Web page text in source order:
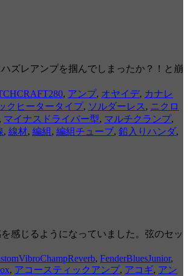
ズレアンプを掴んでしまったか？！と崩
, アンプ, オヤイデ, カナレ
クヒータータイプ, ソルダーレス , ニクロ
, マイナスドライバー型, マルチクランプ,
, 線材, 編組 , 編組チューブ, 鉛入りハンダ,
感じるようになっていました。弦のセッ
, FenderBluesJunior,
, アコースティックアンプ, アコギ, アン